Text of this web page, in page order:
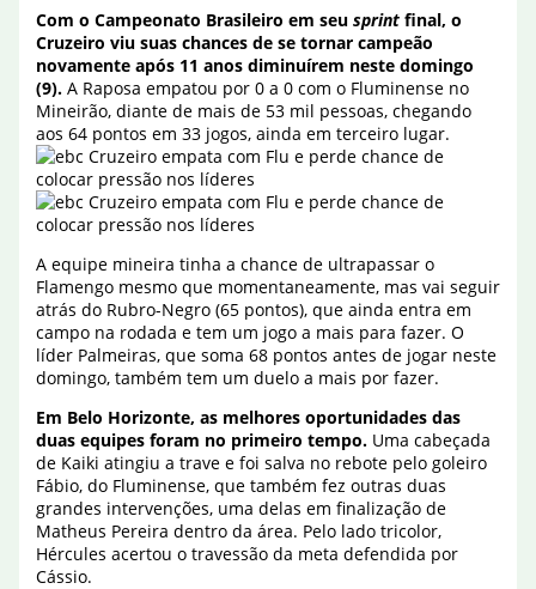
Com o Campeonato Brasileiro em seu sprint final, o
Cruzeiro viu suas chances de se tornar campeão
novamente após 11 anos diminuírem neste domingo
(9). A Raposa empatou por 0 a 0 com o Fluminense no
Mineirão, diante de mais de 53 mil pessoas, chegando
aos 64 pontos em 33 jogos, ainda em terceiro lugar.
A equipe mineira tinha a chance de ultrapassar o
Flamengo mesmo que momentaneamente, mas vai seguir
atrás do Rubro-Negro (65 pontos), que ainda entra em
campo na rodada e tem um jogo a mais para fazer. O
líder Palmeiras, que soma 68 pontos antes de jogar neste
domingo, também tem um duelo a mais por fazer.
Em Belo Horizonte, as melhores oportunidades das
duas equipes foram no primeiro tempo. Uma cabeçada
de Kaiki atingiu a trave e foi salva no rebote pelo goleiro
Fábio, do Fluminense, que também fez outras duas
grandes intervenções, uma delas em finalização de
Matheus Pereira dentro da área. Pelo lado tricolor,
Hércules acertou o travessão da meta defendida por
Cássio.